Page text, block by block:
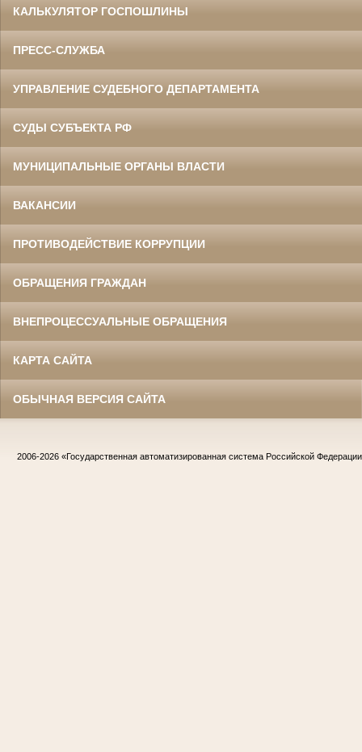
КАЛЬКУЛЯТОР ГОСПОШЛИНЫ
ПРЕСС-СЛУЖБА
УПРАВЛЕНИЕ СУДЕБНОГО ДЕПАРТАМЕНТА
СУДЫ СУБЪЕКТА РФ
МУНИЦИПАЛЬНЫЕ ОРГАНЫ ВЛАСТИ
ВАКАНСИИ
ПРОТИВОДЕЙСТВИЕ КОРРУПЦИИ
ОБРАЩЕНИЯ ГРАЖДАН
ВНЕПРОЦЕССУАЛЬНЫЕ ОБРАЩЕНИЯ
КАРТА САЙТА
ОБЫЧНАЯ ВЕРСИЯ САЙТА
2006-2026 «Государственная автоматизированная система Российской